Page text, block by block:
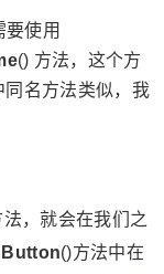
使用
() 方法，这个方
同名方法类似，我
，就会在我们之
()方法中在